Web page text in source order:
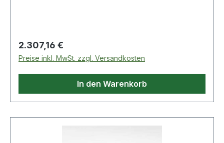
Regulärer Preis:
2.307,16 €
Preise inkl. MwSt. zzgl. Versandkosten
In den Warenkorb